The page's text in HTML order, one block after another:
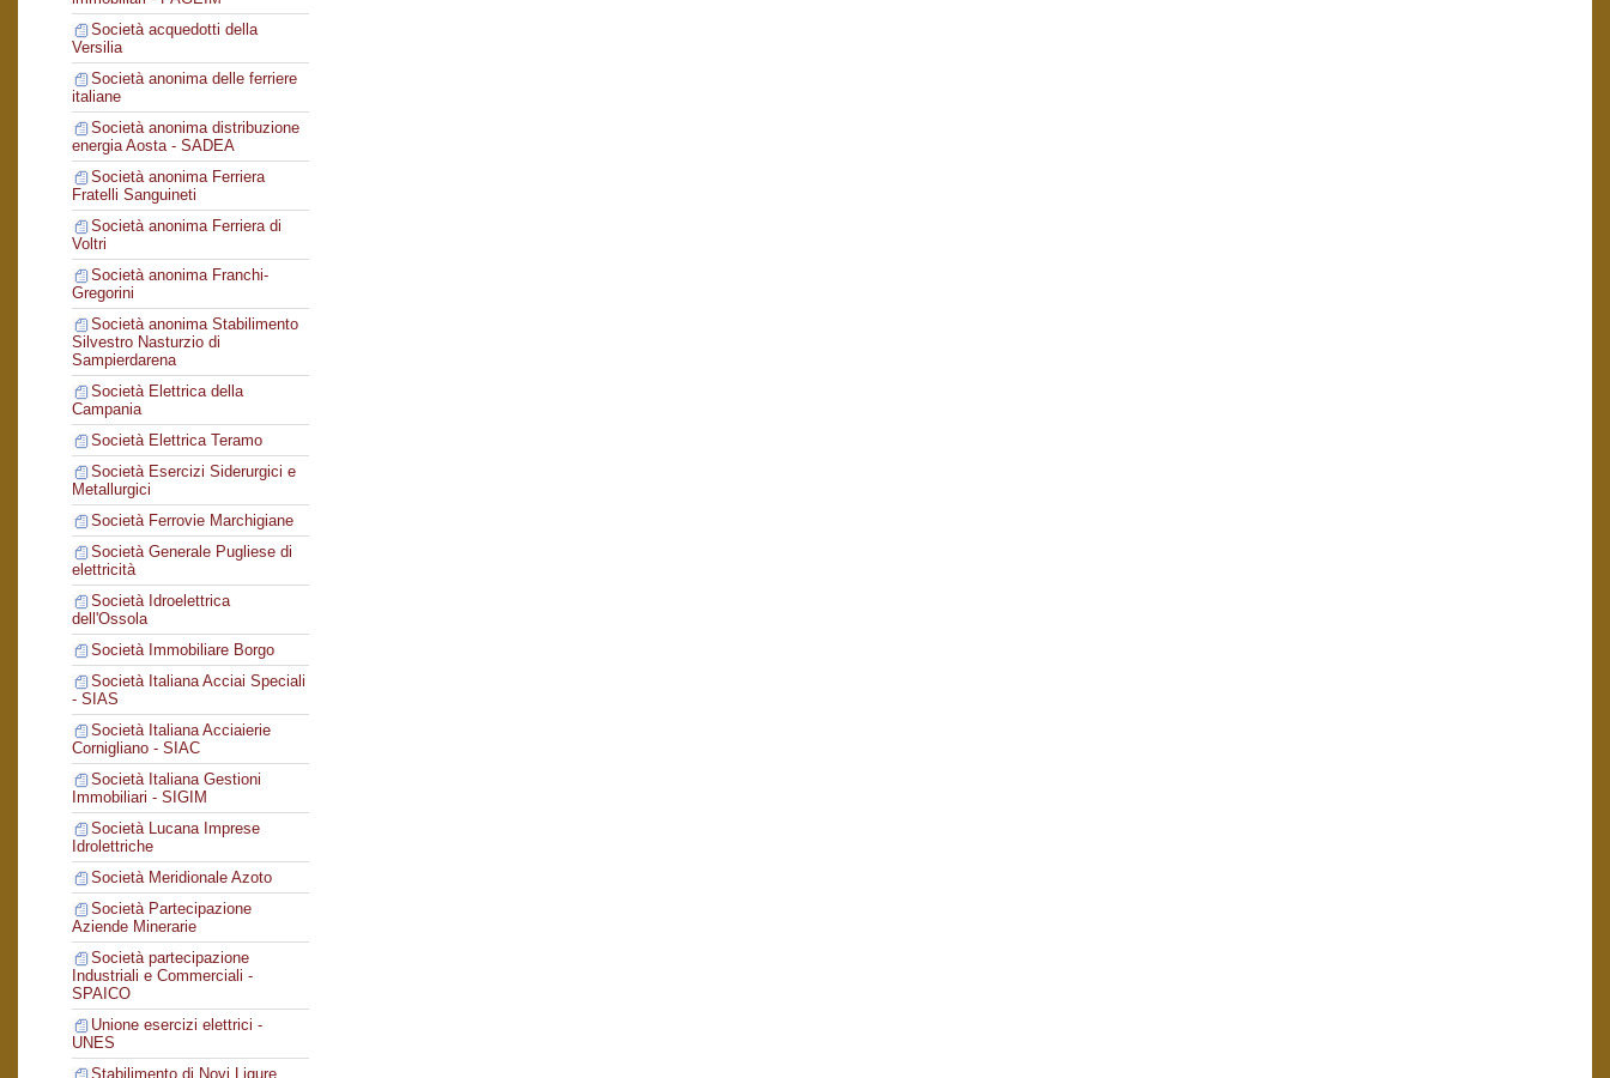
Società acquedotti della
Versilia
Società anonima delle ferriere
italiane
Società anonima distribuzione
energia Aosta - SADEA
Società anonima Ferriera
Fratelli Sanguineti
Società anonima Ferriera di
Voltri
Società anonima Franchi-
Gregorini
Società anonima Stabilimento
Silvestro Nasturzio di
Sampierdarena
Società Elettrica della
Campania
Società Elettrica Teramo
Società Esercizi Siderurgici e
Metallurgici
Società Ferrovie Marchigiane
Società Generale Pugliese di
elettricità
Società Idroelettrica
dell'Ossola
Società Immobiliare Borgo
Società Italiana Acciai Speciali
- SIAS
Società Italiana Acciaierie
Cornigliano - SIAC
Società Italiana Gestioni
Immobiliari - SIGIM
Società Lucana Imprese
Idrolettriche
Società Meridionale Azoto
Società Partecipazione
Aziende Minerarie
Società partecipazione
Industriali e Commerciali -
SPAICO
Unione esercizi elettrici -
UNES
Stabilimento di Novi Ligure